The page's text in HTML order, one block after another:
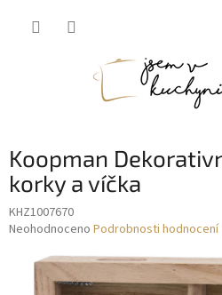
Koopman
korky a víčka
KHZ1007670
Průměrné
produktu
Neohodnoceno Podrobnosti hodnocení